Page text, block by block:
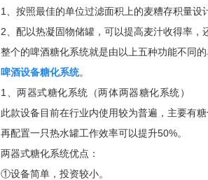
1、按照最佳的单位过滤面积上的麦糟存积量设
2、配以热凝固物储罐，可以提高麦汁收得率，
整个的啤酒糖化系统就是由以上五种功能不同
啤酒设备糖化系统。
1、两器式糖化系统（两体两器糖化系统）
此款设备目前在行业内使用较为普遍，主要有
再配置一只热水罐工作效率可以提升50%。
两器式糖化系统优点：
①设备简单，投资较小。